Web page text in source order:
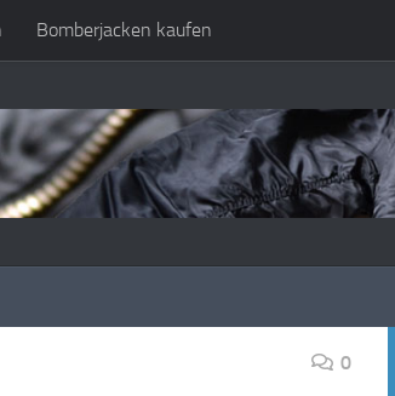
Bomberjacken kaufen
0